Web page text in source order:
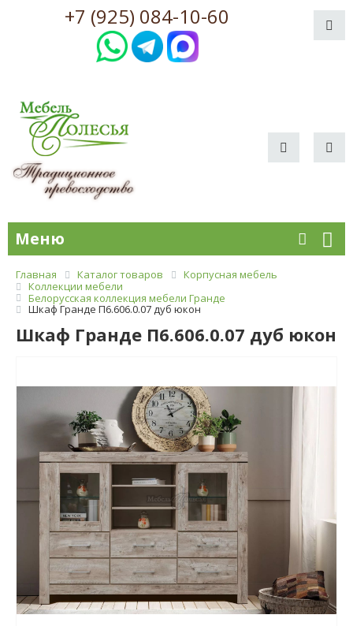
+7 (925) 084-10-60
Меню
Главная Каталог товаров
Корпусная мебель
Коллекции мебели
Белорусская коллекция мебели Гранде
Шкаф Гранде П6.606.0.07 дуб юкон
Шкаф Гранде П6.606.0.07 дуб юкон